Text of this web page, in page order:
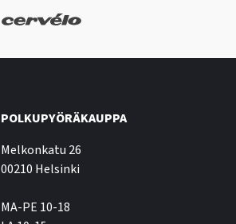
POLKUPYÖRÄKAUPPA
Melkonkatu 26
00210 Helsinki
MA-PE 10-18